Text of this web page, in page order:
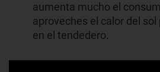
aumenta mucho el
aproveches el calor del sol
en el tendedero.